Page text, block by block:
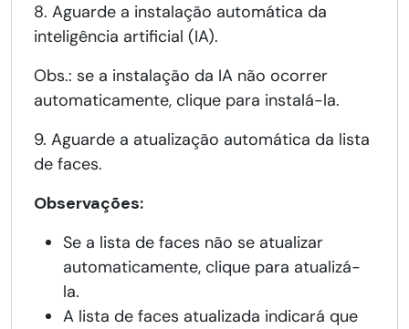
8. Aguarde a instalação automática da
inteligência artificial (IA).
Obs.: se a instalação da IA não ocorrer
automaticamente, clique para instalá-la.
9. Aguarde a atualização automática da lista
de faces.
Observações:
Se a lista de faces não se atualizar
automaticamente, clique para atualizá-
la.
A lista de faces atualizada indicará que